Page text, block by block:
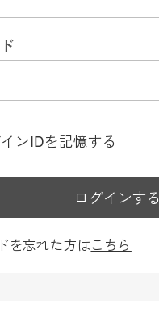
ンIDを記憶する
ログインする
を忘れた方はこちら